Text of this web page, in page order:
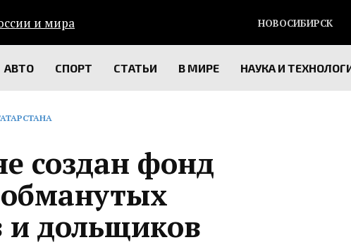
НОВОСИБИРСК
АВТО СПОРТ СТАТЬИ В МИРЕ НАУКА И
создан фонд
и дольщиков